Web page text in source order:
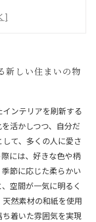
張替えのメリット
なる雰囲気を作る
のインテリア
えで自分だけの空
新しい住まいの物
ンテリアを刷新する
活かしつつ、自分だ
て、多くの人に愛さ
には、好きな色や柄
節に応じた柔らかい
空間が一気に明るく
然素材の和紙を使用
着いた雰囲気を実現